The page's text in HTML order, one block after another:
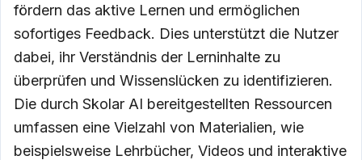
fördern das aktive Lernen und ermöglichen
sofortiges Feedback. Dies unterstützt die Nutzer
dabei, ihr Verständnis der Lerninhalte zu
überprüfen und Wissenslücken zu identifizieren.
Die durch Skolar AI bereitgestellten Ressourcen
umfassen eine Vielzahl von Materialien, wie
beispielsweise Lehrbücher, Videos und interaktive